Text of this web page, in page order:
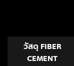
วัสดุ FIBER
CEMENT